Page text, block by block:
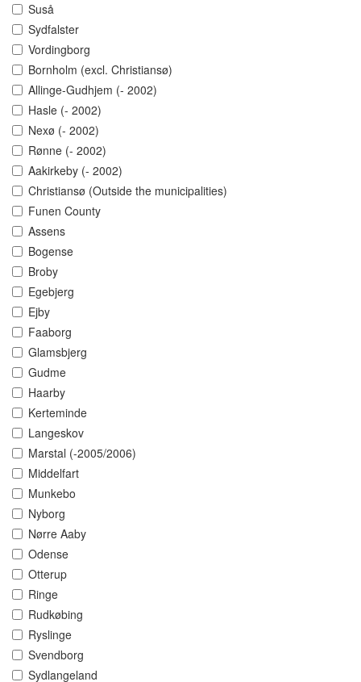
Suså
Sydfalster
Vordingborg
Bornholm (excl. Christiansø)
Allinge-Gudhjem (- 2002)
Hasle (- 2002)
Nexø (- 2002)
Rønne (- 2002)
Aakirkeby (- 2002)
Christiansø (Outside the municipalities)
Funen County
Assens
Bogense
Broby
Egebjerg
Ejby
Faaborg
Glamsbjerg
Gudme
Haarby
Kerteminde
Langeskov
Marstal (-2005/2006)
Middelfart
Munkebo
Nyborg
Nørre Aaby
Odense
Otterup
Ringe
Rudkøbing
Ryslinge
Svendborg
Sydlangeland